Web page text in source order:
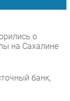
о
на Сахалине
банк,